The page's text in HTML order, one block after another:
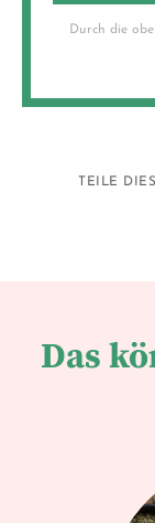
Durch die
TEILE
Das